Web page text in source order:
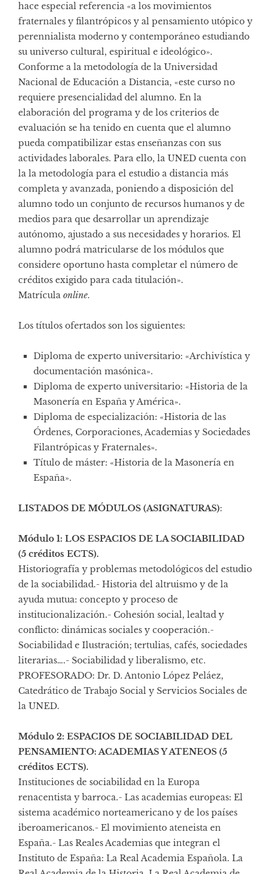
hace especial referencia «a los movimientos
fraternales y filantrópicos y al pensamiento utópico y
perennialista moderno y contemporáneo estudiando
su universo cultural, espiritual e ideológico».
Conforme a la metodología de la Universidad
Nacional de Educación a Distancia, «este curso no
requiere presencialidad del alumno. En la
elaboración del programa y de los criterios de
evaluación se ha tenido en cuenta que el alumno
pueda compatibilizar estas enseñanzas con sus
actividades laborales. Para ello, la UNED cuenta con
la la metodología para el estudio a distancia más
completa y avanzada, poniendo a disposición del
alumno todo un conjunto de recursos humanos y de
medios para que desarrollar un aprendizaje
autónomo, ajustado a sus necesidades y horarios. El
alumno podrá matricularse de los módulos que
considere oportuno hasta completar el número de
créditos exigido para cada titulación».
Matrícula online.
Los títulos ofertados son los siguientes:
Diploma de experto universitario: «Archivística y
documentación masónica».
Diploma de experto universitario: «Historia de la
Masonería en España y América».
Diploma de especialización: «Historia de las
Órdenes, Corporaciones, Academias y Sociedades
Filantrópicas y Fraternales».
Título de máster: «Historia de la Masonería en
España».
LISTADOS DE MÓDULOS (ASIGNATURAS):
Módulo 1: LOS ESPACIOS DE LA SOCIABILIDAD
(5 créditos ECTS).
Historiografía y problemas metodológicos del estudio
de la sociabilidad.- Historia del altruismo y de la
ayuda mutua: concepto y proceso de
institucionalización.- Cohesión social, lealtad y
conflicto: dinámicas sociales y cooperación.-
Sociabilidad e Ilustración; tertulias, cafés, sociedades
literarias….- Sociabilidad y liberalismo, etc.
PROFESORADO: Dr. D. Antonio López Peláez,
Catedrático de Trabajo Social y Servicios Sociales de
la UNED.
Módulo 2: ESPACIOS DE SOCIABILIDAD DEL
PENSAMIENTO: ACADEMIAS Y ATENEOS (5
créditos ECTS).
Instituciones de sociabilidad en la Europa
renacentista y barroca.- Las academias europeas: El
sistema académico norteamericano y de los países
iberoamericanos.- El movimiento ateneista en
España.- Las Reales Academias que integran el
Instituto de España: La Real Academia Española. La